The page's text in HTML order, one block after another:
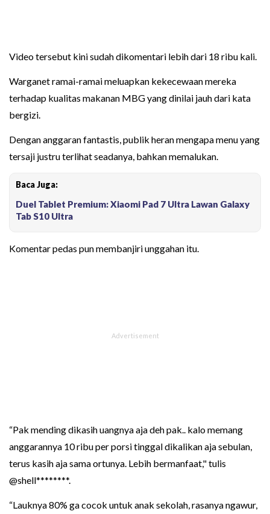
Video tersebut kini sudah dikomentari lebih dari 18 ribu kali.
Warganet ramai-ramai meluapkan kekecewaan mereka
terhadap kualitas makanan MBG yang dinilai jauh dari kata
bergizi.
Dengan anggaran fantastis, publik heran mengapa menu yang
tersaji justru terlihat seadanya, bahkan memalukan.
Baca Juga:
Duel Tablet Premium: Xiaomi Pad 7 Ultra Lawan Galaxy
Tab S10 Ultra
Komentar pedas pun membanjiri unggahan itu.
“Pak mending dikasih uangnya aja deh pak.. kalo memang
anggarannya 10 ribu per porsi tinggal dikalikan aja sebulan,
terus kasih aja sama ortunya. Lebih bermanfaat," tulis
@shell********.
“Lauknya 80% ga cocok untuk anak sekolah, rasanya ngawur,